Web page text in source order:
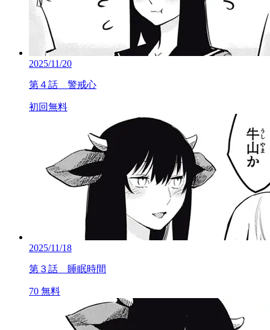
2025/11/20
第４話 警戒心
初回無料
2025/11/18
第３話 睡眠時間
70 無料